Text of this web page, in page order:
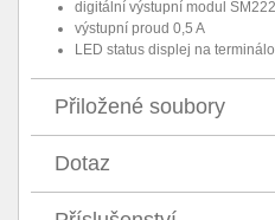
digitální výstupní modul
výstupní proud 0,5 A
LED status displej na
Přiložené soubory
Dotaz